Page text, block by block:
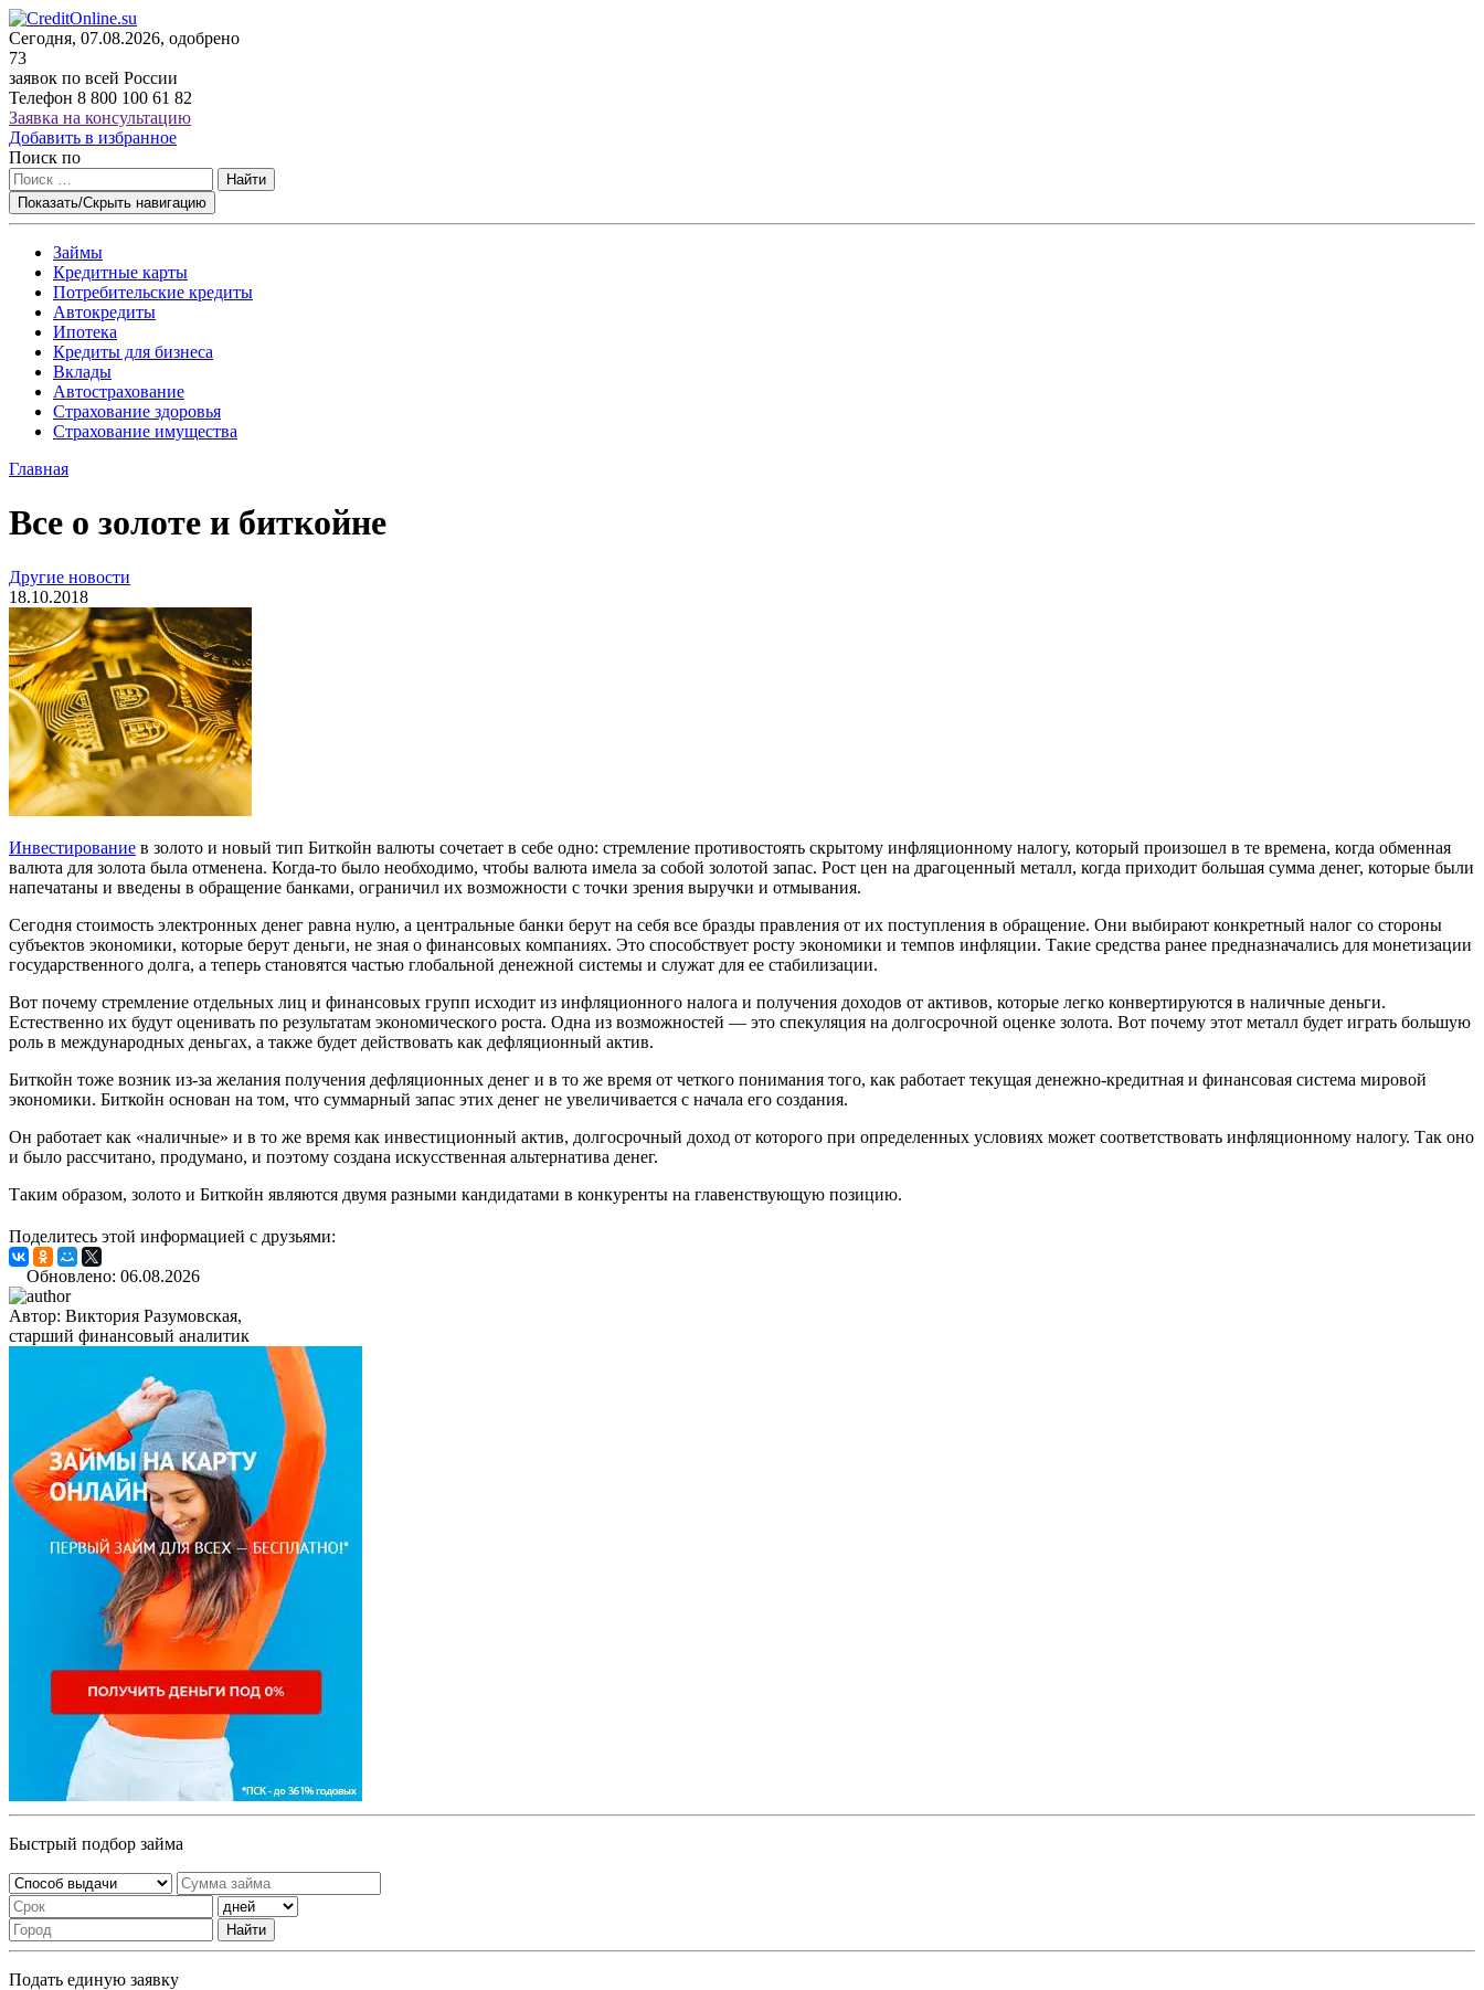
Сегодня, 07.08.2026, одобрено
73
заявок по всей России
Телефон 8 800 100 61 82
Заявка на консультацию
Добавить в избранное
Поиск по
Найти
Показать/Скрыть навигацию
Займы
Кредитные карты
Потребительские кредиты
Автокредиты
Ипотека
Кредиты для бизнеса
Вклады
Автострахование
Страхование здоровья
Страхование имущества
Главная
Все о золоте и биткойне
Другие новости
18.10.2018
Инвестирование в золото и новый тип Биткойн валюты сочетает в себе одно: стремление противостоять скрытому инфляционному налогу, который произошел в те времена, когда обменная
валюта для золота была отменена. Когда-то было необходимо, чтобы валюта имела за собой золотой запас. Рост цен на драгоценный металл, когда приходит большая сумма денег, которые были
напечатаны и введены в обращение банками, ограничил их возможности с точки зрения выручки и отмывания.
Сегодня стоимость электронных денег равна нулю, а центральные банки берут на себя все бразды правления от их поступления в обращение. Они выбирают конкретный налог со стороны
субъектов экономики, которые берут деньги, не зная о финансовых компаниях. Это способствует росту экономики и темпов инфляции. Такие средства ранее предназначались для монетизации
государственного долга, а теперь становятся частью глобальной денежной системы и служат для ее стабилизации.
Вот почему стремление отдельных лиц и финансовых групп исходит из инфляционного налога и получения доходов от активов, которые легко конвертируются в наличные деньги.
Естественно их будут оценивать по результатам экономического роста. Одна из возможностей — это спекуляция на долгосрочной оценке золота. Вот почему этот металл будет играть большую
роль в международных деньгах, а также будет действовать как дефляционный актив.
Биткойн тоже возник из-за желания получения дефляционных денег и в то же время от четкого понимания того, как работает текущая денежно-кредитная и финансовая система мировой
экономики. Биткойн основан на том, что суммарный запас этих денег не увеличивается с начала его создания.
Он работает как «наличные» и в то же время как инвестиционный актив, долгосрочный доход от которого при определенных условиях может соответствовать инфляционному налогу. Так оно
и было рассчитано, продумано, и поэтому создана искусственная альтернатива денег.
Таким образом, золото и Биткойн являются двумя разными кандидатами в конкуренты на главенствующую позицию.
Поделитесь этой информацией с друзьями:
Обновлено: 06.08.2026
Автор: Виктория Разумовская,
старший финансовый аналитик
Быстрый подбор займа
Найти
Подать единую заявку